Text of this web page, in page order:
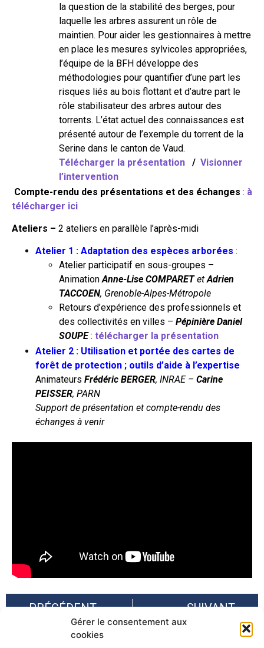
Gérer le consentement aux
cookies
la question de la stabilité des berges, pour
laquelle les arbres assurent un rôle de
maintien. Pour aider les gestionnaires à mettre
en place les mesures sylvicoles appropriées,
l’équipe de la BFH développe des
méthodologies pour quantifier d’une part les
risques liés au bois flottant et d’autre part le
rôle stabilisateur des arbres autour des
torrents. L’état actuel des connaissances est
présenté autour de l’exemple du torrent de la
Serine dans le canton de Vaud.
Télécharger la présentation / Visionner
l’intervention
Compte-rendu des présentations et des échanges : à
télécharger ici
Ateliers – 2 ateliers en parallèle l’après-midi
Atelier 1 : Adaptation des espèces arborées :
Atelier participatif en sous-groupes –
AnimationAnne-Lise COMPARETetAdrien
TACCOEN, Grenoble-Alpes-Métropole
Retours d’expérience des professionnels et
des collectivités en villes – Pépinière Daniel
SOUPE: télécharger la présentation
Atelier 2 : Utilisation et portée des cartes de
forêt de protection ; outils d’aide à l’expertise
Animateurs Frédéric BERGER, INRAE – Carine
PEISSER, PARN
Support de présentation et compte-rendu des
échanges à venir
PRÉCÉDENT
PITEM-RISK : Conclusion de 3 des projets simples du Plan intégré thématique sur la prévention et la gestion des risques
SUIVANT